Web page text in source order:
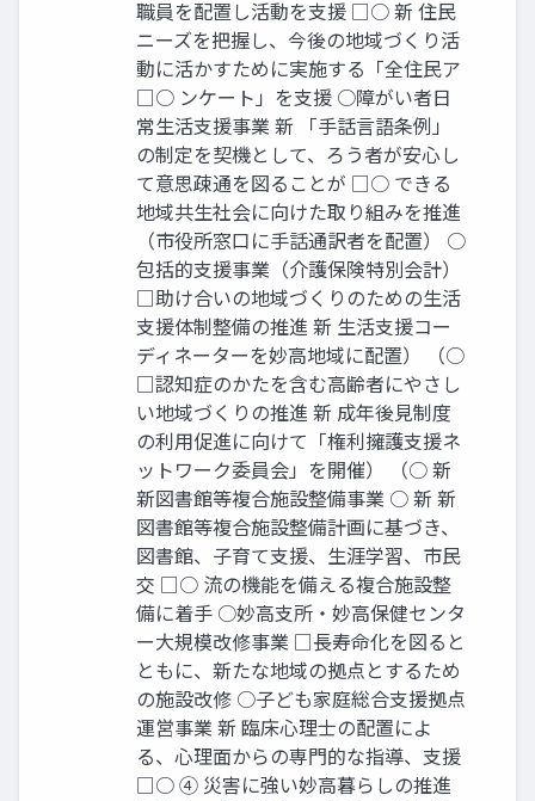
職員を配置し活動を支援 □○ 新 住民
ニーズを把握し、今後の地域づくり活
動に活かすために実施する「全住民ア
□○ ンケート」を支援 ○障がい者日
常生活支援事業 新 「手話言語条例」
の制定を契機として、ろう者が安心し
て意思疎通を図ることが □○ できる
地域共生社会に向けた取り組みを推進
（市役所窓口に手話通訳者を配置） ○
包括的支援事業（介護保険特別会計）
□助け合いの地域づくりのための生活
支援体制整備の推進 新 生活支援コー
ディネーターを妙高地域に配置） （○
□認知症のかたを含む高齢者にやさし
い地域づくりの推進 新 成年後見制度
の利用促進に向けて「権利擁護支援ネ
ットワーク委員会」を開催） （○ 新
新図書館等複合施設整備事業 ○ 新 新
図書館等複合施設整備計画に基づき、
図書館、子育て支援、生涯学習、市民
交 □○ 流の機能を備える複合施設整
備に着手 ○妙高支所・妙高保健センタ
ー大規模改修事業 □長寿命化を図ると
ともに、新たな地域の拠点とするため
の施設改修 ○子ども家庭総合支援拠点
運営事業 新 臨床心理士の配置によ
る、心理面からの専門的な指導、支援
□○ ④ 災害に強い妙高暮らしの推進